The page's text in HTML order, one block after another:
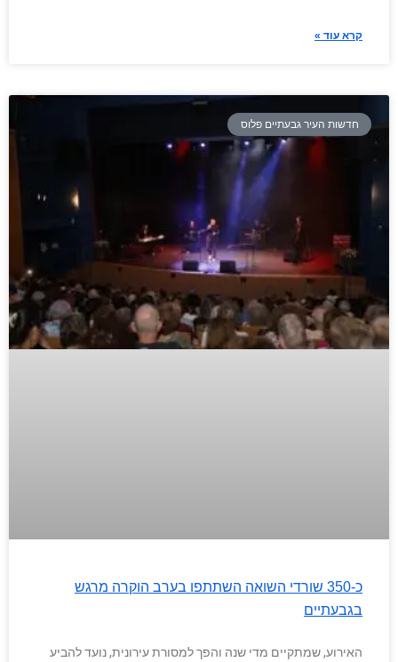
קרא עוד »
חדשות העיר גבעתיים פלוס
כ-350 שורדי השואה השתתפו בערב הוקרה מרגש
בגבעתיים
האירוע, שמתקיים מדי שנה והפך למסורת עירונית, נועד להביע